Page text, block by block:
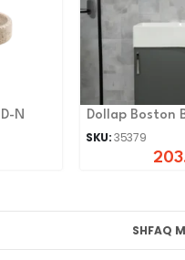
N Dollap Boston
SKU:35379
SHFAQ